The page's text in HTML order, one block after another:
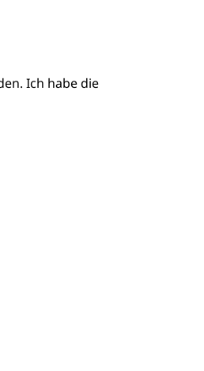
Ich habe die